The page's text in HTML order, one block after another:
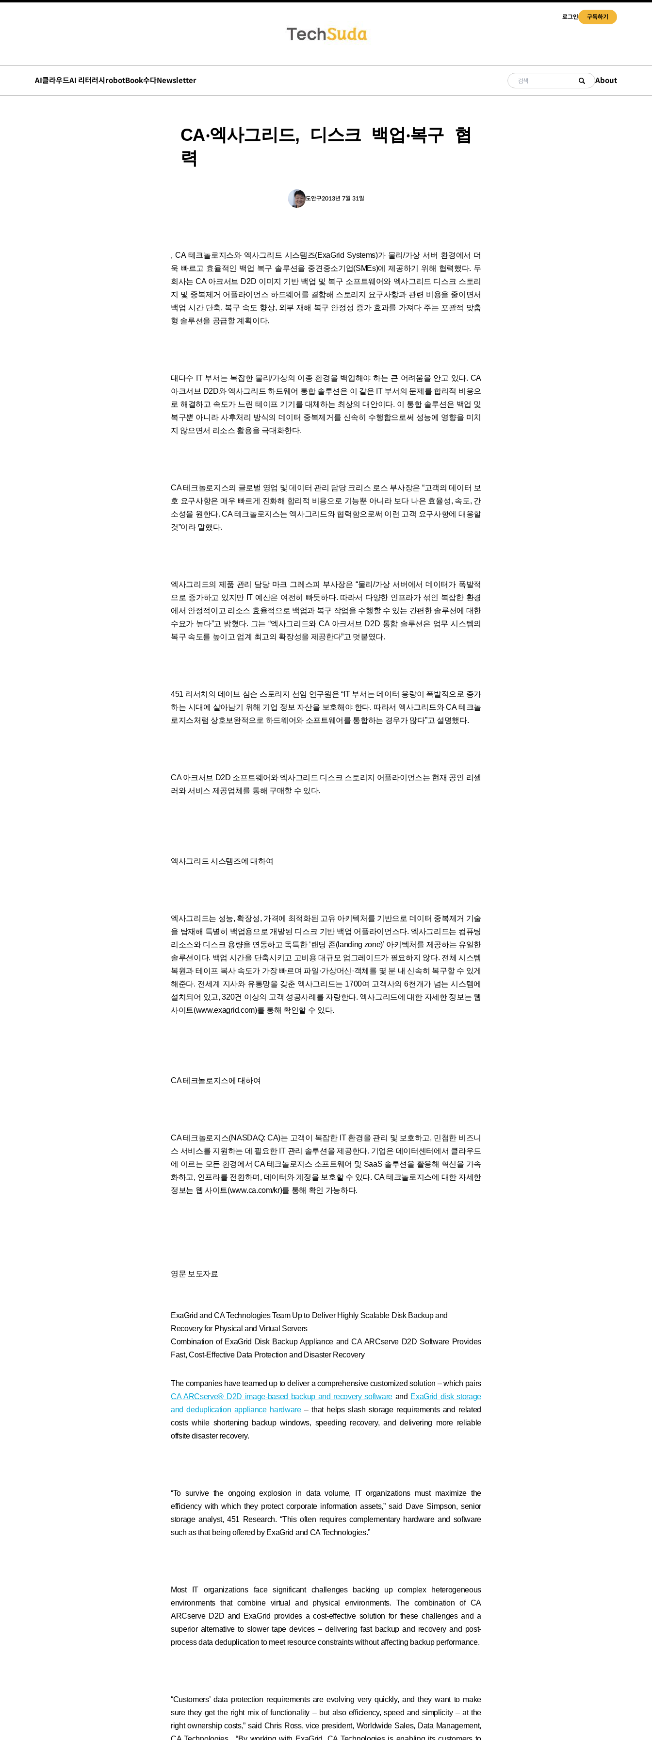
로그인 구독하기
AI클라우드AI 리터러시robotBook수다Newsletter About
CA‧엑사그리드, 디스크 백업‧복구 협
력
도안구2013년 7월 31일
, CA 테크놀로지스와 엑사그리드 시스템즈(ExaGrid Systems)가 물리/가상 서버 환경에서 더
욱 빠르고 효율적인 백업 복구 솔루션을 중견중소기업(SMEs)에 제공하기 위해 협력했다. 두
회사는 CA 아크서브 D2D 이미지 기반 백업 및 복구 소프트웨어와 엑사그리드 디스크 스토리
지 및 중복제거 어플라이언스 하드웨어를 결합해 스토리지 요구사항과 관련 비용을 줄이면서
백업 시간 단축, 복구 속도 향상, 외부 재해 복구 안정성 증가 효과를 가져다 주는 포괄적 맞춤
형 솔루션을 공급할 계획이다.
대다수 IT 부서는 복잡한 물리/가상의 이종 환경을 백업해야 하는 큰 어려움을 안고 있다. CA
아크서브 D2D와 엑사그리드 하드웨어 통합 솔루션은 이 같은 IT 부서의 문제를 합리적 비용으
로 해결하고 속도가 느린 테이프 기기를 대체하는 최상의 대안이다. 이 통합 솔루션은 백업 및
복구뿐 아니라 사후처리 방식의 데이터 중복제거를 신속히 수행함으로써 성능에 영향을 미치
지 않으면서 리소스 활용을 극대화한다.
CA 테크놀로지스의 글로벌 영업 및 데이터 관리 담당 크리스 로스 부사장은 “고객의 데이터 보
호 요구사항은 매우 빠르게 진화해 합리적 비용으로 기능뿐 아니라 보다 나은 효율성, 속도, 간
소성을 원한다. CA 테크놀로지스는 엑사그리드와 협력함으로써 이런 고객 요구사항에 대응할
것”이라 말했다.
엑사그리드의 제품 관리 담당 마크 그레스피 부사장은 “물리/가상 서버에서 데이터가 폭발적
으로 증가하고 있지만 IT 예산은 여전히 빠듯하다. 따라서 다양한 인프라가 섞인 복잡한 환경
에서 안정적이고 리소스 효율적으로 백업과 복구 작업을 수행할 수 있는 간편한 솔루션에 대한
수요가 높다”고 밝혔다. 그는 “엑사그리드와 CA 아크서브 D2D 통합 솔루션은 업무 시스템의
복구 속도를 높이고 업계 최고의 확장성을 제공한다”고 덧붙였다.
451 리서치의 데이브 심슨 스토리지 선임 연구원은 “IT 부서는 데이터 용량이 폭발적으로 증가
하는 시대에 살아남기 위해 기업 정보 자산을 보호해야 한다. 따라서 엑사그리드와 CA 테크놀
로지스처럼 상호보완적으로 하드웨어와 소프트웨어를 통합하는 경우가 많다”고 설명했다.
CA 아크서브 D2D 소프트웨어와 엑사그리드 디스크 스토리지 어플라이언스는 현재 공인 리셀
러와 서비스 제공업체를 통해 구매할 수 있다.
엑사그리드 시스템즈에 대하여
엑사그리드는 성능, 확장성, 가격에 최적화된 고유 아키텍처를 기반으로 데이터 중복제거 기술
을 탑재해 특별히 백업용으로 개발된 디스크 기반 백업 어플라이언스다. 엑사그리드는 컴퓨팅
리소스와 디스크 용량을 연동하고 독특한 ‘랜딩 존(landing zone)’ 아키텍처를 제공하는 유일한
솔루션이다. 백업 시간을 단축시키고 고비용 대규모 업그레이드가 필요하지 않다. 전체 시스템
복원과 테이프 복사 속도가 가장 빠르며 파일·가상머신·객체를 몇 분 내 신속히 복구할 수 있게
해준다. 전세계 지사와 유통망을 갖춘 엑사그리드는 1700여 고객사의 6천개가 넘는 시스템에
설치되어 있고, 320건 이상의 고객 성공사례를 자랑한다. 엑사그리드에 대한 자세한 정보는 웹
사이트(www.exagrid.com)를 통해 확인할 수 있다.
CA 테크놀로지스에 대하여
CA 테크놀로지스(NASDAQ: CA)는 고객이 복잡한 IT 환경을 관리 및 보호하고, 민첩한 비즈니
스 서비스를 지원하는 데 필요한 IT 관리 솔루션을 제공한다. 기업은 데이터센터에서 클라우드
에 이르는 모든 환경에서 CA 테크놀로지스 소프트웨어 및 SaaS 솔루션을 활용해 혁신을 가속
화하고, 인프라를 전환하며, 데이터와 계정을 보호할 수 있다. CA 테크놀로지스에 대한 자세한
정보는 웹 사이트(www.ca.com/kr)를 통해 확인 가능하다.
영문 보도자료
ExaGrid and CA Technologies Team Up to Deliver Highly Scalable Disk Backup and
Recovery for Physical and Virtual Servers
Combination of ExaGrid Disk Backup Appliance and CA ARCserve D2D Software Provides
Fast, Cost-Effective Data Protection and Disaster Recovery
The companies have teamed up to deliver a comprehensive customized solution – which pairs
CA ARCserve® D2D image-based backup and recovery softwareand ExaGrid disk storage
and deduplication appliance hardware– that helps slash storage requirements and related
costs while shortening backup windows, speeding recovery, and delivering more reliable
offsite disaster recovery.
“To survive the ongoing explosion in data volume, IT organizations must maximize the
efficiency with which they protect corporate information assets,” said Dave Simpson, senior
storage analyst, 451 Research. “This often requires complementary hardware and software
such as that being offered by ExaGrid and CA Technologies.”
Most IT organizations face significant challenges backing up complex heterogeneous
environments that combine virtual and physical environments. The combination of CA
ARCserve D2D and ExaGrid provides a cost-effective solution for these challenges and a
superior alternative to slower tape devices – delivering fast backup and recovery and post-
process data deduplication to meet resource constraints without affecting backup performance.
“Customers’ data protection requirements are evolving very quickly, and they want to make
sure they get the right mix of functionality – but also efficiency, speed and simplicity – at the
right ownership costs,” said Chris Ross, vice president, Worldwide Sales, Data Management,